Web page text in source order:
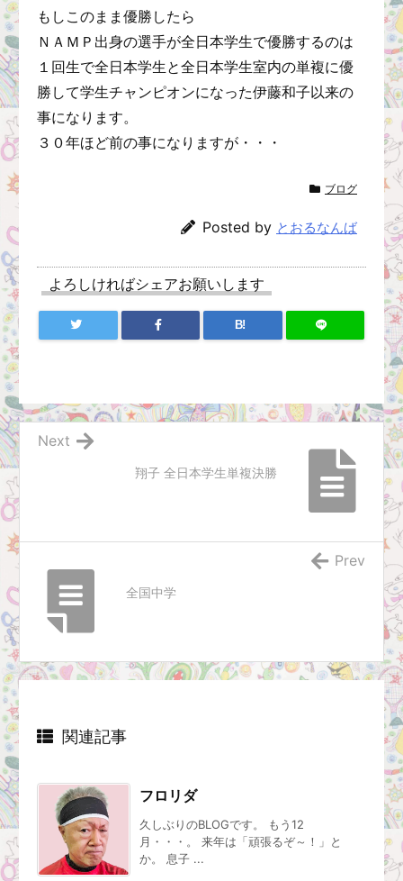
もしこのまま優勝したら
ＮＡＭＰ出身の選手が全日本学生で優勝するのは
１回生で全日本学生と全日本学生室内の単複に優
勝して学生チャンピオンになった伊藤和子以来の
事になります。
３０年ほど前の事になりますが・・・
ブログ
Posted by とおるなんば
よろしければシェアお願いします
B!
翔子 全日本学生単複決勝
Next
全国中学
Prev
関連記事
フロリダ
久しぶりのBLOGです。 もう12
月・・・。 来年は「頑張るぞ～！」と
か。 息子 ...